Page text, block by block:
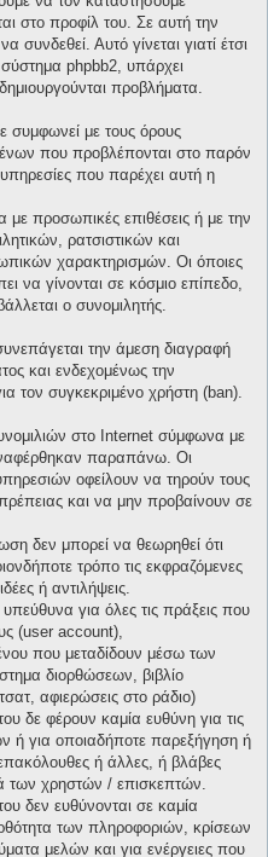
στο προφίλ του. Σε αυτή την
Αυτό γίνεται γιατί έτσι
σύστημα phpbb2, υπάρχει
προβλήματα.
συμφωνεί με τους όρους
που προβλέπονται στο παρόν
υπηρεσίες που παρέχει αυτή η
προσωπικές επιθέσεις ή με την
ρατσιστικών και
χαρακτηρισμών. Οι όποιες
να γίνονται σε κόσμιο επίπεδο,
ο συνομιλητής.
την άμεση διαγραφή
και ενδεχομένως την
τον συγκεκριμένο χρήστη (ban).
στο Internet σύμφωνα με
παραπάνω. Οι
οφείλουν να τηρούν τους
και να μην προβαίνουν σε
δεν μπορεί να θεωρηθεί ότι
τρόπο τις εκφραζόμενες
ή αντιλήψεις.
για όλες τις πράξεις που
(user account),
που μεταδίδουν μέσω των
διορθώσεων, βιβλίο
αφιερώσεις στο ράδιο)
δε φέρουν καμία ευθύνη για τις
ή για οποιαδήποτε παρεξήγηση ή
ή άλλες, ή βλάβες
των χρηστών / επισκεπτών.
δεν ευθύνονται σε καμία
των πληροφοριών, κρίσεων
μελών και για ενέργειες που